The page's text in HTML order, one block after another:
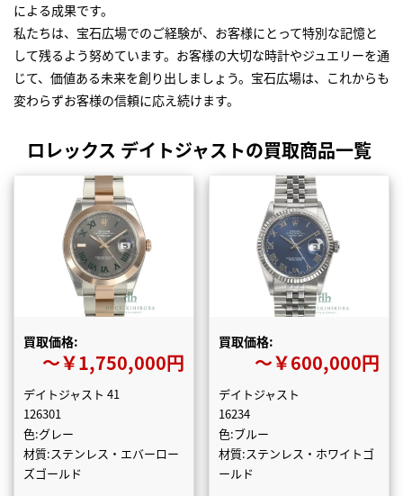
による成果です。
私たちは、宝石広場でのご経験が、お客様にとって特別な記憶と
して残るよう努めています。お客様の大切な時計やジュエリーを通
じて、価値ある未来を創り出しましょう。宝石広場は、これからも
変わらずお客様の信頼に応え続けます。
ロレックス デイトジャストの買取商品一覧
買取価格:
〜￥1,750,000円
デイトジャスト 41
126301
色:グレー
材質:ステンレス・エバーロー
ズゴールド
買取価格:
〜￥600,000円
デイトジャスト
16234
色:ブルー
材質:ステンレス・ホワイトゴ
ールド